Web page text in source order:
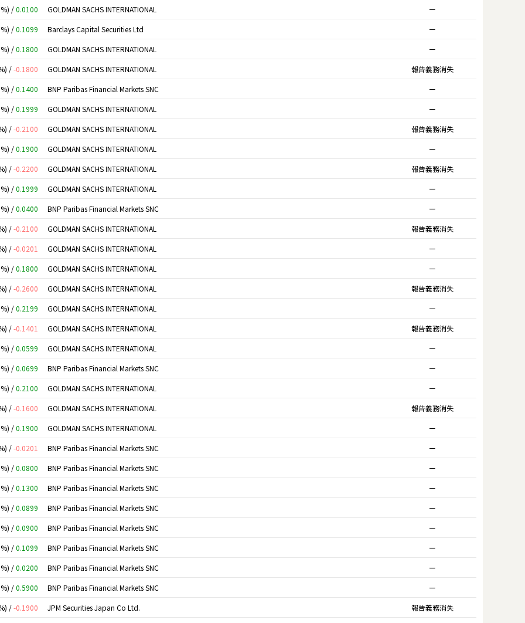
/0.0100 GOLDMAN SACHS INTERNATIONAL
ー
/0.1099 Barclays Capital Securities Ltd
ー
/0.1800 GOLDMAN SACHS INTERNATIONAL
ー
/-0.1800 GOLDMAN SACHS INTERNATIONAL
報告義務消失
/0.1400 BNP Paribas Financial Markets SNC
ー
/0.1999 GOLDMAN SACHS INTERNATIONAL
ー
/-0.2100 GOLDMAN SACHS INTERNATIONAL
報告義務消失
/0.1900 GOLDMAN SACHS INTERNATIONAL
ー
/-0.2200 GOLDMAN SACHS INTERNATIONAL
報告義務消失
/0.1999 GOLDMAN SACHS INTERNATIONAL
ー
/0.0400 BNP Paribas Financial Markets SNC
ー
/-0.2100 GOLDMAN SACHS INTERNATIONAL
報告義務消失
/-0.0201 GOLDMAN SACHS INTERNATIONAL
ー
/0.1800 GOLDMAN SACHS INTERNATIONAL
ー
/-0.2600 GOLDMAN SACHS INTERNATIONAL
報告義務消失
/0.2199 GOLDMAN SACHS INTERNATIONAL
ー
/-0.1401 GOLDMAN SACHS INTERNATIONAL
報告義務消失
/0.0599 GOLDMAN SACHS INTERNATIONAL
ー
/0.0699 BNP Paribas Financial Markets SNC
ー
/0.2100 GOLDMAN SACHS INTERNATIONAL
ー
/-0.1600 GOLDMAN SACHS INTERNATIONAL
報告義務消失
/0.1900 GOLDMAN SACHS INTERNATIONAL
ー
/-0.0201 BNP Paribas Financial Markets SNC
ー
/0.0800 BNP Paribas Financial Markets SNC
ー
/0.1300 BNP Paribas Financial Markets SNC
ー
/0.0899 BNP Paribas Financial Markets SNC
ー
/0.0900 BNP Paribas Financial Markets SNC
ー
/0.1099 BNP Paribas Financial Markets SNC
ー
/0.0200 BNP Paribas Financial Markets SNC
ー
/0.5900 BNP Paribas Financial Markets SNC
ー
/-0.1900 JPM Securities Japan Co Ltd.
報告義務消失